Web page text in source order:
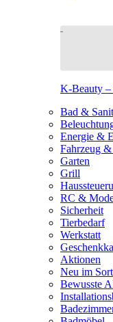
K-Beauty –
Bad &
Energie &
Fahrzeug
Garten
Grill
RC &
Sicherheit
Tierbedarf
Werkstatt
Aktionen
Neu im
Bewusste